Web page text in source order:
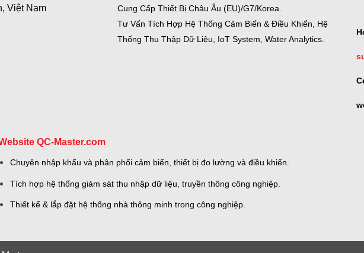
Việt Nam
Cung Cấp Thiết Bị Châu Âu (EU)/G7/Korea.
Tư Vấn Tích Hợp Hệ Thống Cảm Biến & Điều Khiển, Hệ
Thống Thu Thập Dữ Liệu, IoT System, Water Analytics.
QC-Master.com
Chuyên nhập khẩu và phân phối cảm biến, thiết bị đo lường và điều khiển.
Tích hợp hệ thống giám sát thu nhập dữ liệu, truyền thông công nghiệp.
Thiết kế & lắp đặt hệ thống nhà thông minh trong công nghiệp.